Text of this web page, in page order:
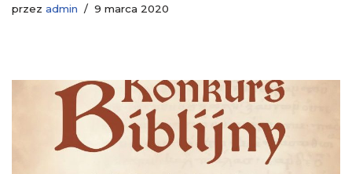
przez admin 9 marca 2020